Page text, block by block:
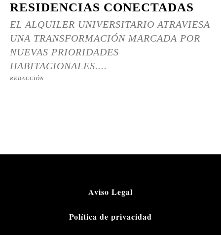
RESIDENCIAS CONECTADAS
EL ALQUILER UNIVERSITARIO ATRAVIESA
UNA TRANSFORMACIÓN MARCADA POR
NUEVAS PRIORIDADES
HABITACIONALES....
REDACCIÓN
Aviso Legal
Política de privacidad